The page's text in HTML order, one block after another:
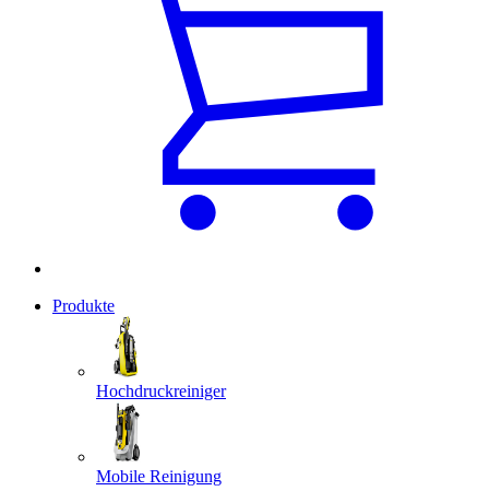
Produkte
Hochdruckreiniger
Mobile Reinigung